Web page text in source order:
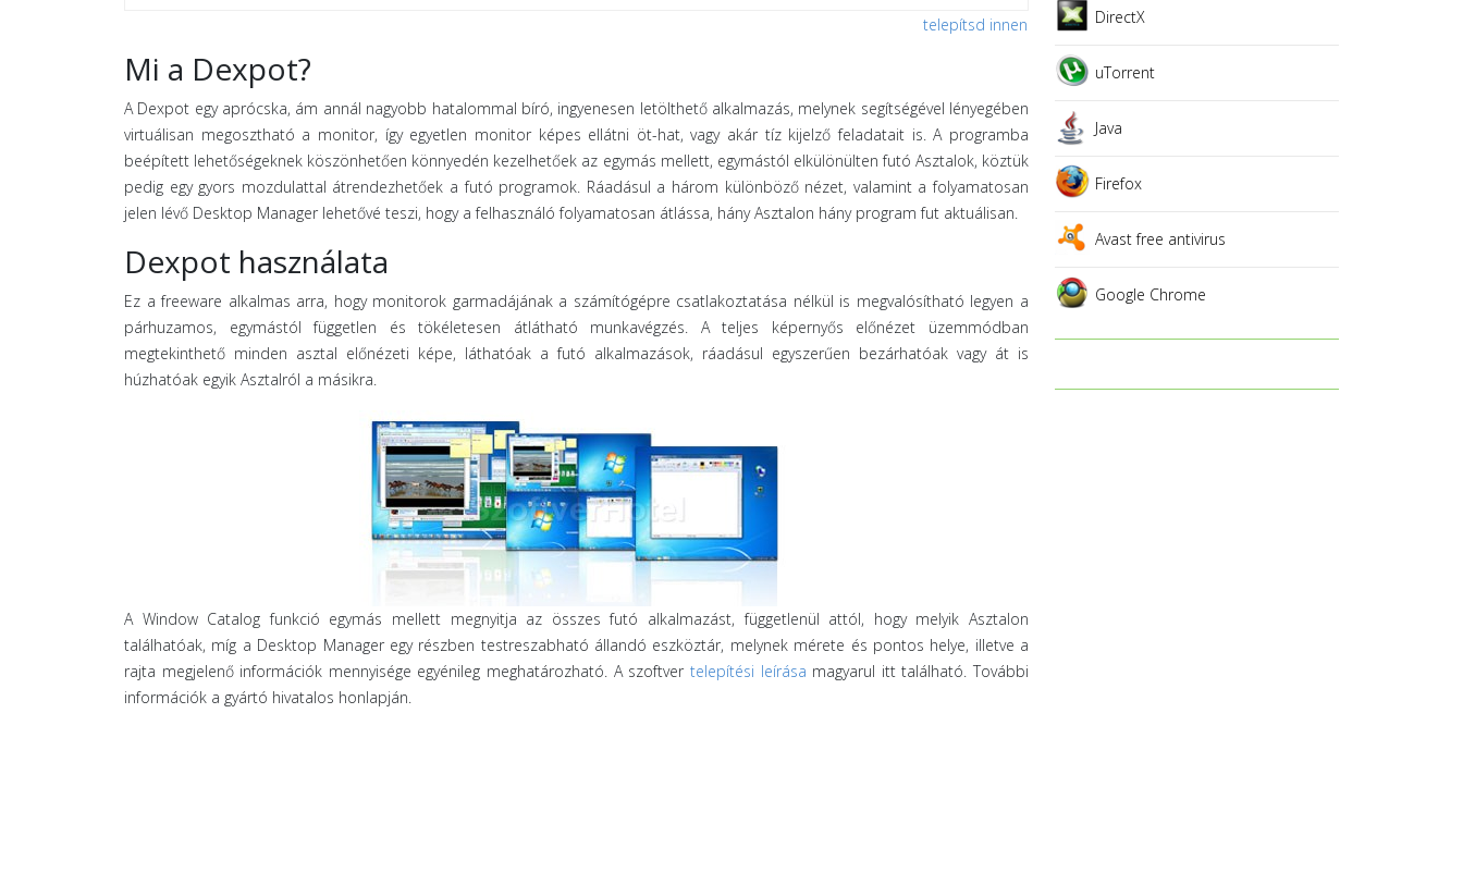
telepítsd innen
Mi a Dexpot?
A Dexpot egy aprócska, ám annál nagyobb hatalommal bíró, ingyenesen letölthető alkalmazás, melynek segítségével lényegében
virtuálisan megosztható a monitor, így egyetlen monitor képes ellátni öt-hat, vagy akár tíz kijelző feladatait is. A programba
beépített lehetőségeknek köszönhetően könnyedén kezelhetőek az egymás mellett, egymástól elkülönülten futó Asztalok, köztük
pedig egy gyors mozdulattal átrendezhetőek a futó programok. Ráadásul a három különböző nézet, valamint a folyamatosan
jelen lévő Desktop Manager lehetővé teszi, hogy a felhasználó folyamatosan átlássa, hány Asztalon hány program fut aktuálisan.
Dexpot használata
Ez a freeware alkalmas arra, hogy monitorok garmadájának a számítógépre csatlakoztatása nélkül is megvalósítható legyen a
párhuzamos, egymástól független és tökéletesen átlátható munkavégzés. A teljes képernyős előnézet üzemmódban
megtekinthető minden asztal előnézeti képe, láthatóak a futó alkalmazások, ráadásul egyszerűen bezárhatóak vagy át is
húzhatóak egyik Asztalról a másikra.
A Window Catalog funkció egymás mellett megnyitja az összes futó alkalmazást, függetlenül attól, hogy melyik Asztalon
találhatóak, míg a Desktop Manager egy részben testreszabható állandó eszköztár, melynek mérete és pontos helye, illetve a
rajta megjelenő információk mennyisége egyénileg meghatározható. A szoftver telepítési leírása magyarul itt található. További
információk a gyártó hivatalos honlapján.
DirectX
uTorrent
Java
Firefox
Avast free antivirus
Google Chrome